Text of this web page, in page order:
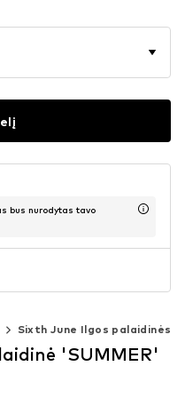
bus nurodytas tavo
Sixth June Ilgos palaidinės
'SUMMER'